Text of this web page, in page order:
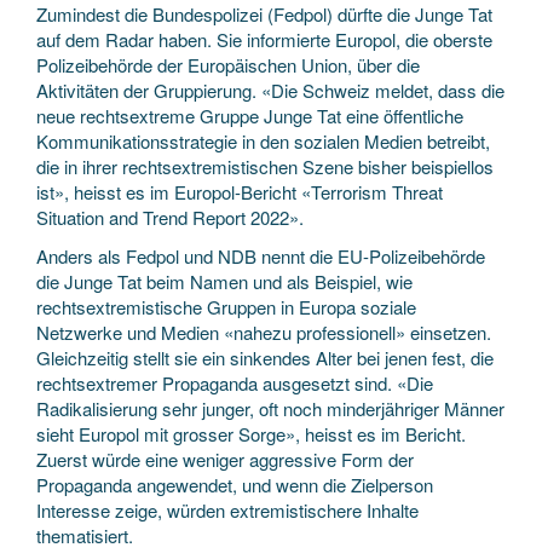
Zumindest die Bundespolizei (Fedpol) dürfte die Junge Tat
auf dem Radar haben. Sie informierte Europol, die oberste
Polizeibehörde der Europäischen Union, über die
Aktivitäten der Gruppierung. «Die Schweiz meldet, dass die
neue rechtsextreme Gruppe Junge Tat eine öffentliche
Kommunikationsstrategie in den sozialen Medien betreibt,
die in ihrer rechtsextremistischen Szene bisher beispiellos
ist», heisst es im Europol-Bericht «Terrorism Threat
Situation and Trend Report 2022».
Anders als Fedpol und NDB nennt die EU-Polizeibehörde
die Junge Tat beim Namen und als Beispiel, wie
rechtsextremistische Gruppen in Europa soziale
Netzwerke und Medien «nahezu professionell» einsetzen.
Gleichzeitig stellt sie ein sinkendes Alter bei jenen fest, die
rechtsextremer Propaganda ausgesetzt sind. «Die
Radikalisierung sehr junger, oft noch minderjähriger Männer
sieht Europol mit grosser Sorge», heisst es im Bericht.
Zuerst würde eine weniger aggressive Form der
Propaganda angewendet, und wenn die Zielperson
Interesse zeige, würden extremistischere Inhalte
thematisiert.